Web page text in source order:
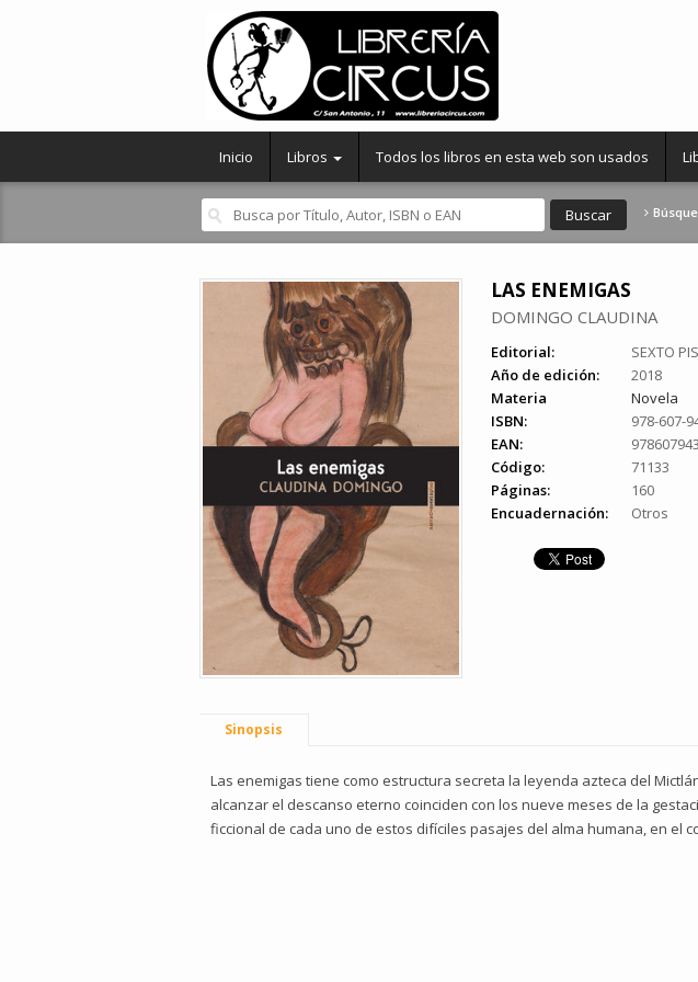
Inicio Libros Todos los libros en esta web son usados
LAS ENEMIGAS
DOMINGO CLAUDINA
Editorial:
SEXTO
Año de edición:
2018
Materia
Novela
ISBN:
978-607-
EAN:
Código:
71133
Páginas:
160
Encuadernación:
Otros
Sinopsis
Las enemigas tiene como estructura secreta la leyenda azteca del
alcanzar el descanso eterno coinciden con los nueve meses de la
ficcional de cada uno de estos difíciles pasajes del alma humana, en el